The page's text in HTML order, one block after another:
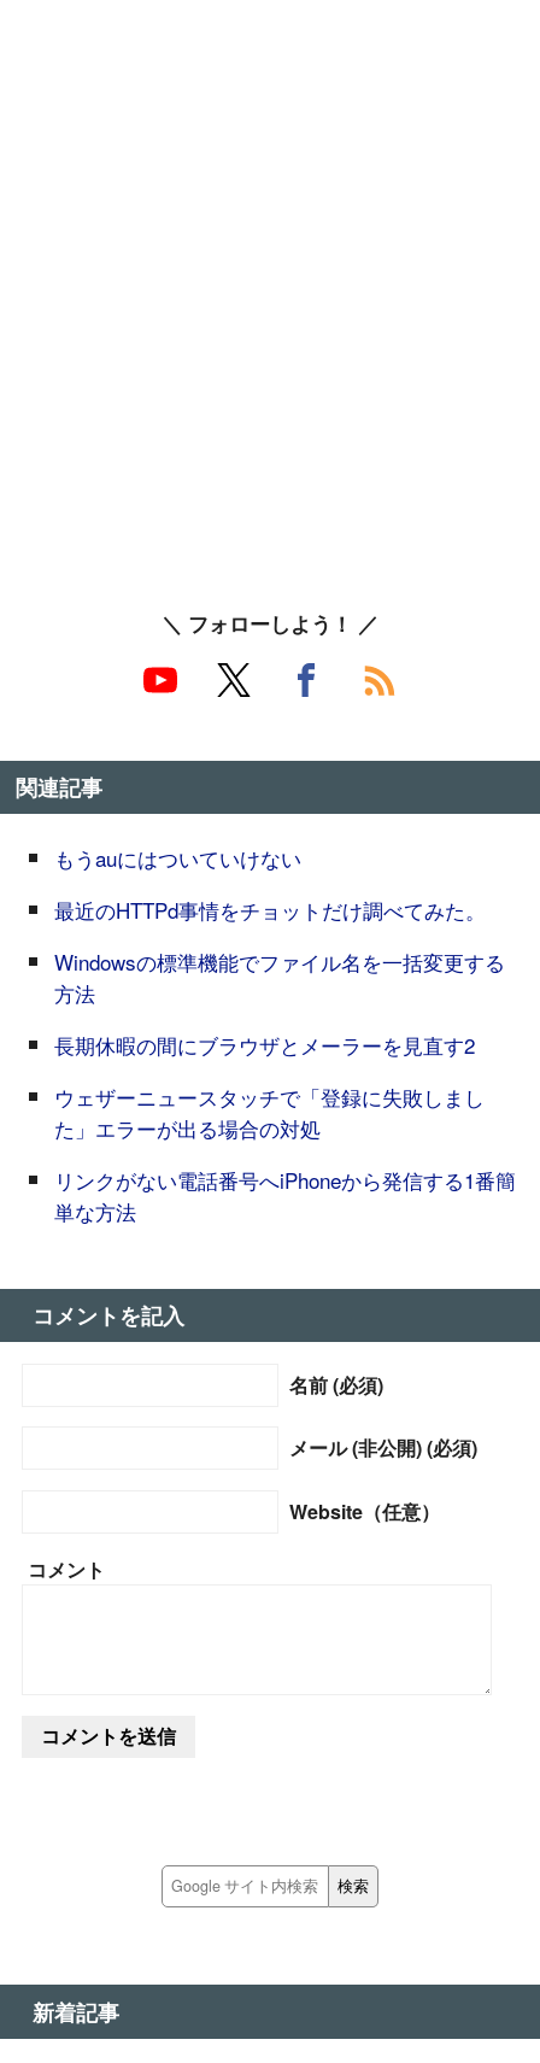
＼ フォローしよう！ ／
関連記事
もうauにはついていけない
最近のHTTPd事情をチョットだけ調べてみた。
Windowsの標準機能でファイル名を一括変更する
方法
長期休暇の間にブラウザとメーラーを見直す2
ウェザーニュースタッチで「登録に失敗しまし
た」エラーが出る場合の対処
リンクがない電話番号へiPhoneから発信する1番簡
単な方法
コメントを記入
名前 (必須)
メール (非公開) (必須)
Website（任意）
コメント
新着記事